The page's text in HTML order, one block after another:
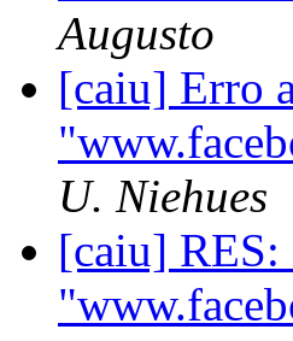
Augusto
[caiu] Erro
U. Niehues
[caiu] RES: